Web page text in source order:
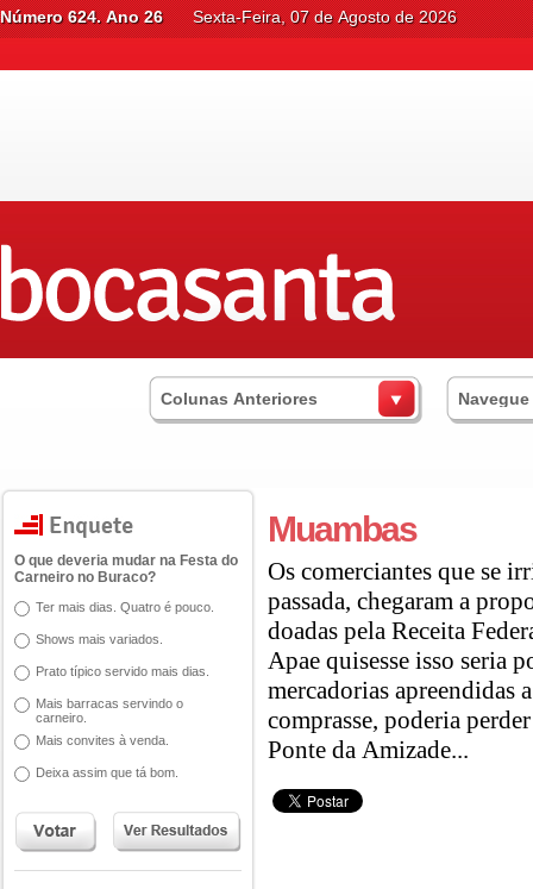
Número 624. Ano 26 Sexta-Feira, 07 de Agosto de 2026
Colunas Anteriores
O que deveria mudar na Festa do
Carneiro no Buraco?
Ter mais dias. Quatro é pouco.
Shows mais variados.
Prato típico servido mais dias.
Mais barracas servindo o
carneiro.
Mais convites à venda.
Deixa assim que tá bom.
Muambas
Os comerciantes que se
passada, chegaram a
doadas pela Receita
Apae quisesse isso seria
mercadorias apreendidas
comprasse, poderia
Ponte da Amizade...